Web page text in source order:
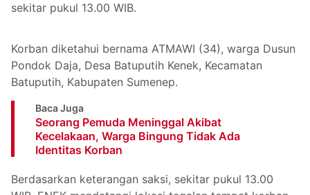
sekitar pukul 13.00 WIB.
Korban diketahui bernama ATMAWI (34), warga Dusun
Pondok Daja, Desa Batuputih Kenek, Kecamatan
Batuputih, Kabupaten Sumenep.
Baca Juga
Seorang Pemuda Meninggal Akibat
Kecelakaan, Warga Bingung Tidak Ada
Identitas Korban
Berdasarkan keterangan saksi, sekitar pukul 13.00